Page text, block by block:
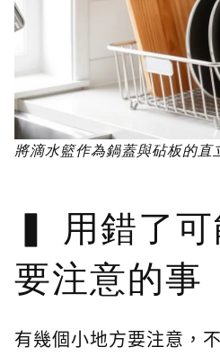
將滴水籃作為鍋蓋與砧板的直
用錯了
要注意的事
有幾個小地方要注意，